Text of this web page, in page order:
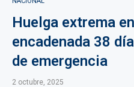
Huelga extrema
encadenada 38
de emergencia
2 octubre, 2025